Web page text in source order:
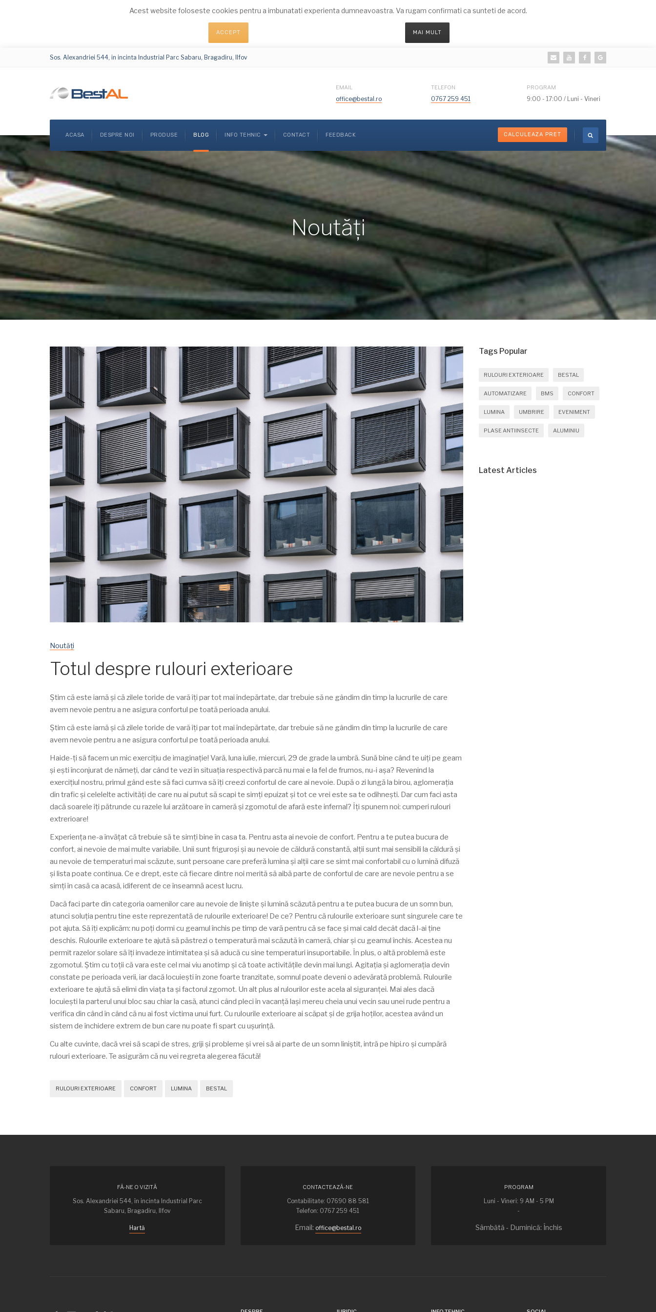
Acest website foloseste cookies pentru a imbunatati experienta dumneavoastra. Va rugam confirmati ca sunteti de acord.
ACCEPT MAI MULT
Sos. Alexandriei 544, in incinta Industrial Parc Sabaru, Bragadiru, Ilfov
EMAIL
office@bestal.ro
TELEFON
0767 259 451
PROGRAM
9:00 - 17:00 / Luni - Vineri
ACASA DESPRE NOI PRODUSE BLOG INFO TEHNIC CONTACT FEEDBACK CALCULEAZA PRET
Noutăți
Noutăți
Totul despre rulouri exterioare
Știm că este iarnă și că zilele toride de vară îți par tot mai îndepărtate, dar trebuie să ne gândim din timp la lucrurile de care
avem nevoie pentru a ne asigura confortul pe toată perioada anului.
Știm că este iarnă și că zilele toride de vară îți par tot mai îndepărtate, dar trebuie să ne gândim din timp la lucrurile de care
avem nevoie pentru a ne asigura confortul pe toată perioada anului.
Haide-ți să facem un mic exercițiu de imaginație! Vară, luna iulie, miercuri, 29 de grade la umbră. Sună bine când te uiți pe geam
și ești înconjurat de nămeți, dar când te vezi în situația respectivă parcă nu mai e la fel de frumos, nu-i așa? Revenind la
exercițiul nostru, primul gând este să faci cumva să îți creezi confortul de care ai nevoie. După o zi lungă la birou, aglomerația
din trafic și celelelte activități de care nu ai putut să scapi te simți epuizat și tot ce vrei este sa te odihnești. Dar cum faci asta
dacă soarele îți pătrunde cu razele lui arzătoare în cameră și zgomotul de afară este infernal? Îți spunem noi: cumperi rulouri
extrerioare!
Experiența ne-a învățat că trebuie să te simți bine în casa ta. Pentru asta ai nevoie de confort. Pentru a te putea bucura de
confort, ai nevoie de mai multe variabile. Unii sunt friguroși și au nevoie de căldură constantă, alții sunt mai sensibili la căldură și
au nevoie de temperaturi mai scăzute, sunt persoane care preferă lumina și alții care se simt mai confortabil cu o lumină difuză
și lista poate continua. Ce e drept, este că fiecare dintre noi merită să aibă parte de confortul de care are nevoie pentru a se
simți în casă ca acasă, idiferent de ce înseamnă acest lucru.
Dacă faci parte din categoria oamenilor care au nevoie de liniște și lumină scăzută pentru a te putea bucura de un somn bun,
atunci soluția pentru tine este reprezentată de rulourile exterioare! De ce? Pentru că rulourile exterioare sunt singurele care te
pot ajuta. Să îți explicăm: nu poți dormi cu geamul închis pe timp de vară pentru că se face și mai cald decât dacă l-ai ține
deschis. Rulourile exterioare te ajută să păstrezi o temperatură mai scăzută în cameră, chiar și cu geamul închis. Acestea nu
permit razelor solare să îți invadeze intimitatea și să aducă cu sine temperaturi insuportabile. În plus, o altă problemă este
zgomotul. Știm cu toții că vara este cel mai viu anotimp și că toate activitățile devin mai lungi. Agitația și aglomerația devin
constate pe perioada verii, iar dacă locuiești în zone foarte tranzitate, somnul poate deveni o adevărată problemă. Rulourile
exterioare te ajută să elimi din viața ta și factorul zgomot. Un alt plus al rulourilor este acela al siguranței. Mai ales dacă
locuiești la parterul unui bloc sau chiar la casă, atunci când pleci în vacanță lași mereu cheia unui vecin sau unei rude pentru a
verifica din când în când că nu ai fost victima unui furt. Cu rulourile exterioare ai scăpat și de grija hoților, acestea având un
sistem de închidere extrem de bun care nu poate fi spart cu ușurință.
Cu alte cuvinte, dacă vrei să scapi de stres, griji și probleme și vrei să ai parte de un somn liniștit, intră pe hipi.ro și cumpără
rulouri exterioare. Te asigurăm că nu vei regreta alegerea făcută!
RULOURI EXTERIOARE CONFORT LUMINA BESTAL
Tags Popular
RULOURI EXTERIOARE BESTAL
AUTOMATIZARE BMS CONFORT
LUMINA UMBRIRE EVENIMENT
PLASE ANTIINSECTE ALUMINIU
Latest Articles
FĂ-NE O VIZITĂ
Sos. Alexandriei 544, în incinta Industrial Parc
Sabaru, Bragadiru, Ilfov
Hartă
CONTACTEAZĂ-NE
Contabilitate: 07690 88 581
Telefon: 0767 259 451
Email: office@bestal.ro
PROGRAM
Luni - Vineri: 9 AM - 5 PM
-
Sâmbătă - Duminică: Închis